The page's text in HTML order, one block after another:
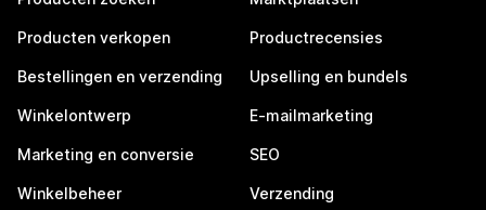
Producten verkopen
Bestellingen en verzending
Winkelontwerp
Marketing en conversie
Winkelbeheer
Productrecensies
Upselling en bundels
E-mailmarketing
SEO
Verzending